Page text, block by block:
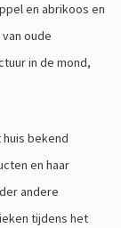
en abrikoos en
oude
in de mond,
huis bekend
en haar
andere
tijdens het